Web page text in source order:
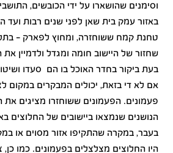
וסימנים שהושארו על ידי הכובשים,
באזור עמק בית שאן לפני שנים רבות ועד
טחנת קמח ששוחזרה, ומחוץ לפארק –
שחזור של היישוב חומה ומגדל ולדמיין
בעת ביקור בחדר האוכל בו הם סעדו
אם לא די בזאת, יכולים המבקרים במקום
פעמונים. הפעמונים ששוחזרו מציגים
הנושנים שנמצאו ביישובים של החלוצים
בעבר, במקרה שהתקיפו אזור מסוים או
היו החלוצים מצלצלים בפעמונים. כמו כן,